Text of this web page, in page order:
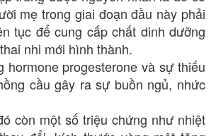
mẹ trong giai đoạn đầu này phải
tục để cung cấp chất dinh dưỡng
nhi mới hình thành.
hormone progesterone và sự thiếu
cầu gây ra sự buồn ngủ, nhức
còn một số triệu chứng như nhiệt